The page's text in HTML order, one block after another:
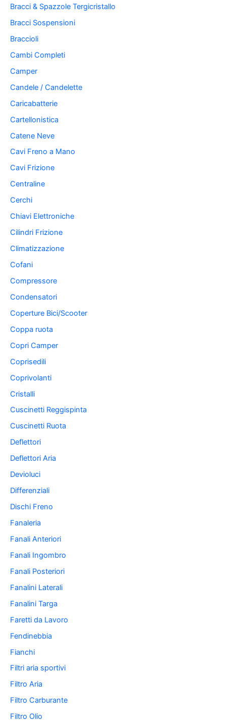
Bracci & Spazzole Tergicristallo
Bracci Sospensioni
Braccioli
Cambi Completi
Camper
Candele / Candelette
Caricabatterie
Cartellonistica
Catene Neve
Cavi Freno a Mano
Cavi Frizione
Centraline
Cerchi
Chiavi Elettroniche
Cilindri Frizione
Climatizzazione
Cofani
Compressore
Condensatori
Coperture Bici/Scooter
Coppa ruota
Copri Camper
Coprisedili
Coprivolanti
Cristalli
Cuscinetti Reggispinta
Cuscinetti Ruota
Deflettori
Deflettori Aria
Devioluci
Differenziali
Dischi Freno
Fanaleria
Fanali Anteriori
Fanali Ingombro
Fanali Posteriori
Fanalini Laterali
Fanalini Targa
Faretti da Lavoro
Fendinebbia
Fianchi
Filtri aria sportivi
Filtro Aria
Filtro Carburante
Filtro Olio